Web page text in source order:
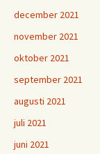
december 2021
november 2021
oktober 2021
september 2021
augusti 2021
juli 2021
juni 2021